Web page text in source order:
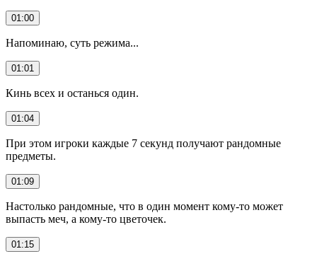
01:00
Напоминаю, суть режима...
01:01
Кинь всех и останься один.
01:04
При этом игроки каждые 7 секунд получают рандомные
предметы.
01:09
Настолько рандомные, что в один момент кому-то может
выпасть меч, а кому-то цветочек.
01:15